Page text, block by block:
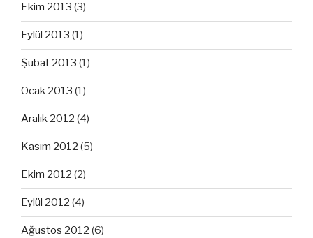
Ekim 2013 (3)
Eylül 2013 (1)
Şubat 2013 (1)
Ocak 2013 (1)
Aralık 2012 (4)
Kasım 2012 (5)
Ekim 2012 (2)
Eylül 2012 (4)
Ağustos 2012 (6)